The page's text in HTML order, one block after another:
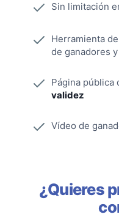
Sin limitación
Herramienta
de ganadores
Página pública
validez
Vídeo de
¿Quieres